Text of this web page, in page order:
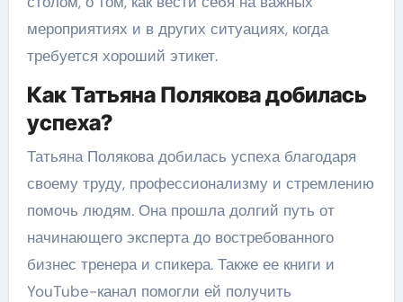
мероприятиях и в других ситуациях, когда
требуется хороший этикет.
Как Татьяна Полякова добилась
успеха?
Татьяна Полякова добилась успеха благодаря
своему труду, профессионализму и стремлению
помочь людям. Она прошла долгий путь от
начинающего эксперта до востребованного
бизнес тренера и спикера. Также ее книги и
YouTube-канал помогли ей получить